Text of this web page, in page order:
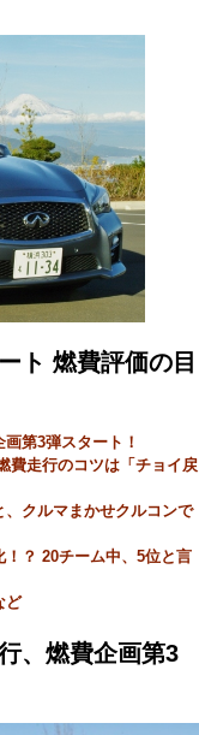
ト 燃費評価の目
第3弾スタート！
費走行のコツは「チョイ戻
クルマまかせクルコンで
？ 20チーム中、5位と言
ど
、燃費企画第3